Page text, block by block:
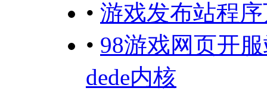
• 游戏发布站程
• 98游戏网页开
dede内核